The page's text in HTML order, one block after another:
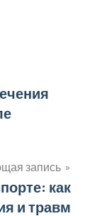
запись
как
и травм